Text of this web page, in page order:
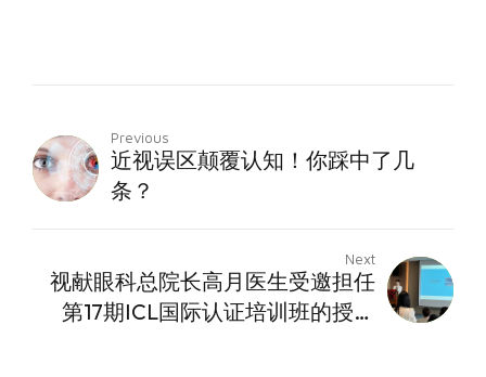
Previous
近视误区颠覆认知！你踩中了几
条？
Next
视献眼科总院长高月医生受邀担任
第17期ICL国际认证培训班的授课